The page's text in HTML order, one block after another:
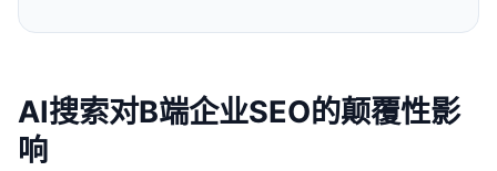
AI搜索对B端企业SEO的颠覆性影
响